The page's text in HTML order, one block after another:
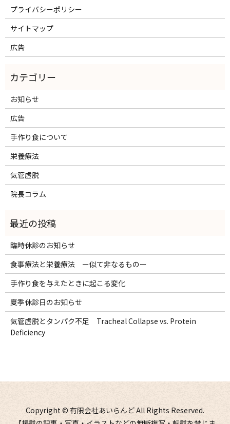
プライバシーポリシー
サイトマップ
広告
お知らせ
広告
手作り食について
栄養療法
気管虚脱
院長コラム
臨時休診のお知らせ
食事療法と栄養療法 ー似て非なるものー
手作り食を与えたときに起こる変化
夏季休診日のお知らせ
気管虚脱とタンパク不足 Tracheal Collapse vs. Protein
Deficiency
Copyright © 有限会社あいらんど All Rights Reserved.